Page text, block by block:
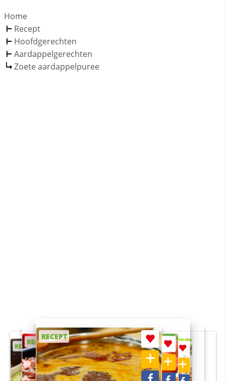
Home
Recept
Hoofdgerechten
Aardappelgerechten
Zoete aardappelpuree
RECEPT
RECEPT
RECEPT
RECEPT
RECEPT